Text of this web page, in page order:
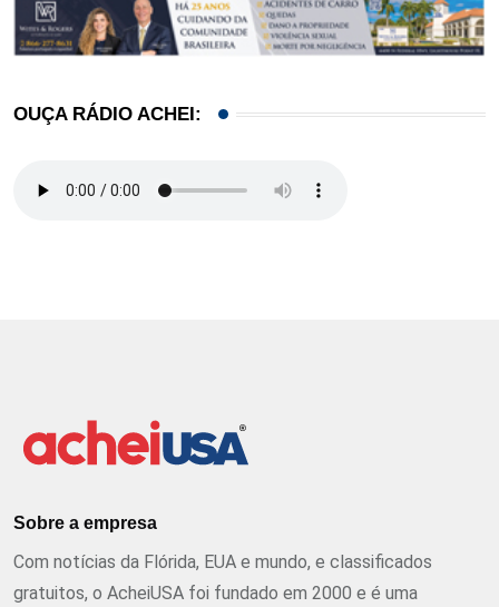
OUÇA RÁDIO ACHEI:
Sobre a empresa
Com notícias da Flórida, EUA e mundo, e classificados
gratuitos, o AcheiUSA foi fundado em 2000 e é uma